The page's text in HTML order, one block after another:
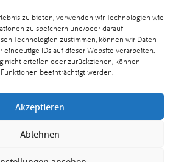
zu bieten, verwenden wir Technologien wie
zu speichern und/oder darauf
Technologien zustimmen, können wir Daten
eindeutige IDs auf dieser Website verarbeiten.
nicht erteilen oder zurückziehen, können
beeinträchtigt werden.
Akzeptieren
Ablehnen
in
Kundenbewertungen und Erfahrungen zu
Brillen Müller GmbH & Co.KG
Empfehlungen auf
SEHR GUT
4,85 / 5,00
37